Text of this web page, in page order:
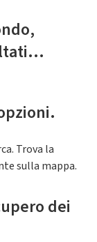
Trova la
sulla mappa.
dei